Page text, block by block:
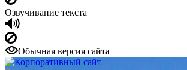
Озвучивание текста
Обычная версия сайта